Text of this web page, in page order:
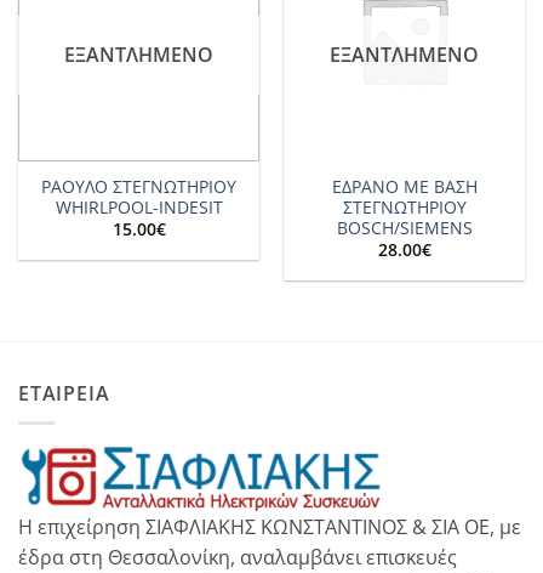
ΕΞΑΝΤΛΗΜΈΝΟ
ΡΑΟΥΛΟ ΣΤΕΓΝΩΤΗΡΙΟΥ
WHIRLPOOL-INDESIT
15.00€
ΕΞΑΝΤΛΗΜΈΝΟ
ΕΔΡΑΝΟ ΜΕ ΒΑΣΗ
ΣΤΕΓΝΩΤΗΡΙΟΥ
BOSCH/SIEMENS
28.00€
ΕΤΑΙΡΕΙΑ
Η επιχείρηση ΣΙΑΦΛΙΑΚΗΣ ΚΩΝΣΤΑΝΤΙΝΟΣ & ΣΙΑ ΟΕ, με
έδρα στη Θεσσαλονίκη, αναλαμβάνει επισκευές